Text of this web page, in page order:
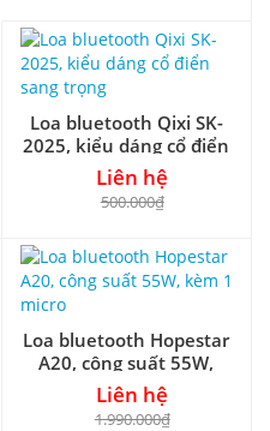
Loa bluetooth Qixi SK-
2025, kiểu dáng cổ điển
sang trọng
Liên hệ
500.000₫
Loa bluetooth Hopestar
A20, công suất 55W,
kèm 1 micro
Liên hệ
1.990.000₫